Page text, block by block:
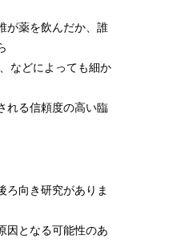
が薬を飲んだか、誰
などによっても細か
れる信頼度の高い臨
ろ向き研究がありま
因となる可能性のあ